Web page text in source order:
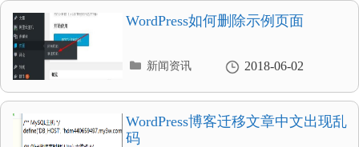
录
WordPress如何删除示例页面
2018-06-02
分
录
新闻资讯
WordPress博客迁移文章中文出现乱
码